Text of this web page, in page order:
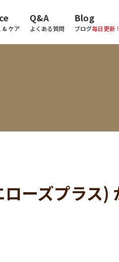
& ケア
Q&A
よくある質問
Blog
ブログ毎日更新！
ーズプラス)